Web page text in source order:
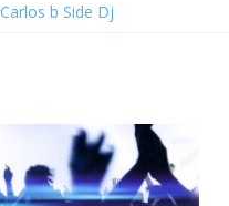
Carlos b Side Dj